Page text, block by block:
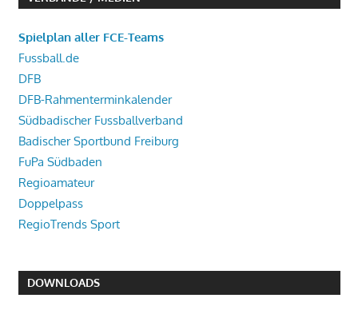
Spielplan aller FCE-Teams
Fussball.de
DFB
DFB-Rahmenterminkalender
Südbadischer Fussballverband
Badischer Sportbund Freiburg
FuPa Südbaden
Regioamateur
Doppelpass
RegioTrends Sport
DOWNLOADS